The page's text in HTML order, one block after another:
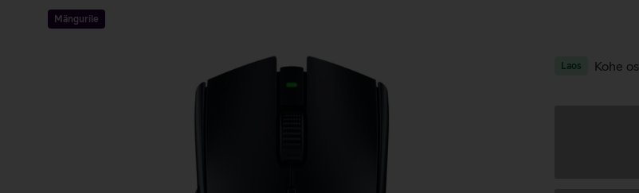
Mängurile
Laos Kohe